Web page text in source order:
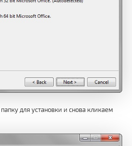
для установки и снова кликаем